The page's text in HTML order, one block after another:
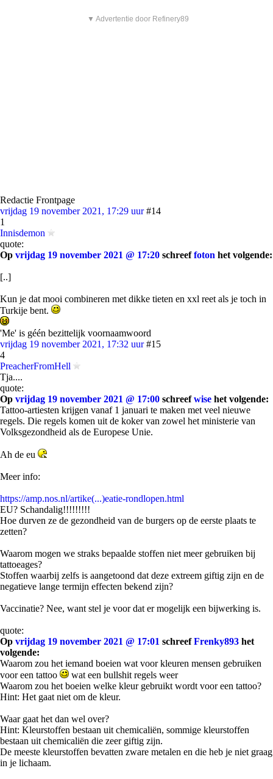
▼ Advertentie door Refinery89
Redactie Frontpage
vrijdag 19 november 2021, 17:29 uur #14
1
Innisdemon
quote:
Op vrijdag 19 november 2021 @ 17:20 schreeffoton het volgende:
[..]
Kun je dat mooi combineren met dikke tieten en xxl reet als je toch in
Turkije bent.
'Me' is géén bezittelijk voornaamwoord
vrijdag 19 november 2021, 17:32 uur #15
4
PreacherFromHell
Tja....
quote:
Op vrijdag 19 november 2021 @ 17:00 schreefwise het volgende:
Tattoo-artiesten krijgen vanaf 1 januari te maken met veel nieuwe
regels. Die regels komen uit de koker van zowel het ministerie van
Volksgezondheid als de Europese Unie.
Ah de eu
Meer info:
https://amp.nos.nl/artike(...)eatie-rondlopen.html
EU? Schandalig!!!!!!!!!
Hoe durven ze de gezondheid van de burgers op de eerste plaats te
zetten?
Waarom mogen we straks bepaalde stoffen niet meer gebruiken bij
tattoeages?
Stoffen waarbij zelfs is aangetoond dat deze extreem giftig zijn en de
negatieve lange termijn effecten bekend zijn?
Vaccinatie? Nee, want stel je voor dat er mogelijk een bijwerking is.
quote:
Op vrijdag 19 november 2021 @ 17:01 schreefFrenky893 het
volgende:
Waarom zou het iemand boeien wat voor kleuren mensen gebruiken
voor een tattoo
wat een bullshit regels weer
Waarom zou het boeien welke kleur gebruikt wordt voor een tattoo?
Hint: Het gaat niet om de kleur.
Waar gaat het dan wel over?
Hint: Kleurstoffen bestaan uit chemicaliën, sommige kleurstoffen
bestaan uit chemicaliën die zeer giftig zijn.
De meeste kleurstoffen bevatten zware metalen en die heb je niet graag
in je lichaam.